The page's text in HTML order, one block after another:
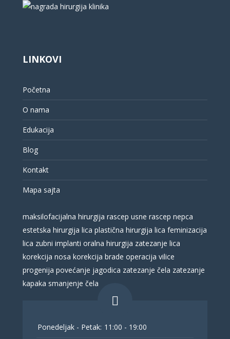
LINKOVI
Početna
O nama
Edukacija
Blog
Kontakt
Mapa sajta
maksilofacijalna hirurgija rascep usne rascep nepca
estetska hirurgija lica plastična hirurgija lica feminizacija
lica zubni implanti oralna hirurgija zatezanje lica
korekcija nosa korekcija brade operacija vilice
progenija povećanje jagodica zatezanje čela zatezanje
kapaka smanjenje čela
Ponedeljak - Petak: 11:00 - 19:00